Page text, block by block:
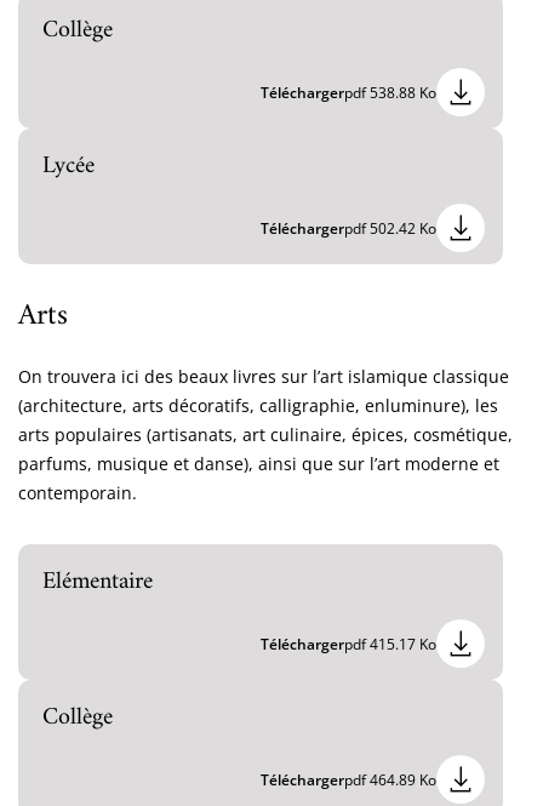
Collège
Téléchargerpdf 538.88 Ko
Lycée
Téléchargerpdf 502.42 Ko
Arts
On trouvera ici des beaux livres sur l’art islamique classique
(architecture, arts décoratifs, calligraphie, enluminure), les
arts populaires (artisanats, art culinaire, épices, cosmétique,
parfums, musique et danse), ainsi que sur l’art moderne et
contemporain.
Elémentaire
Téléchargerpdf 415.17 Ko
Collège
Téléchargerpdf 464.89 Ko